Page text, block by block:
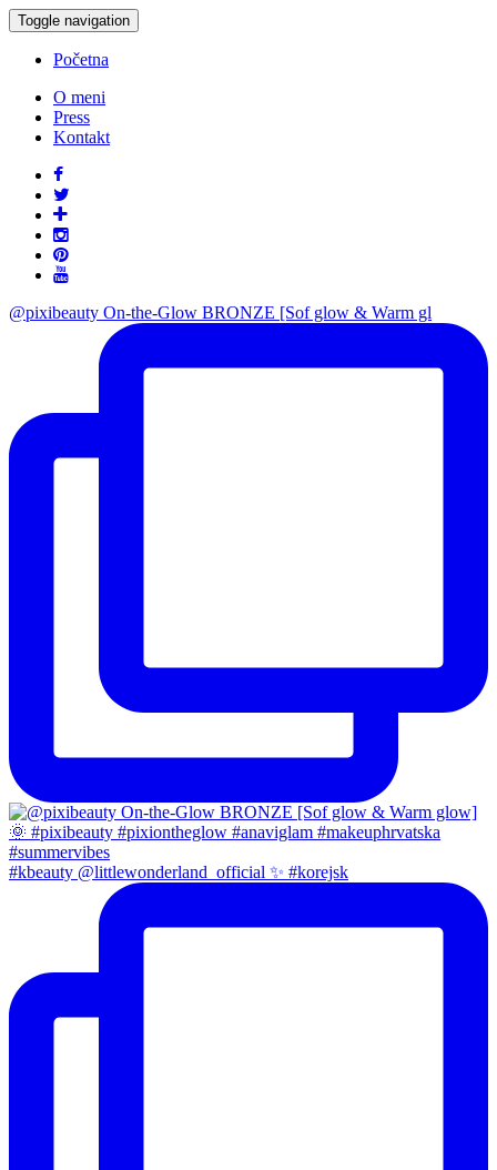
Toggle navigation
Početna
O meni
Press
Kontakt
@pixibeauty On-the-Glow BRONZE [Sof glow & Warm gl
#kbeauty @littlewonderland_official ✨ #korejsk